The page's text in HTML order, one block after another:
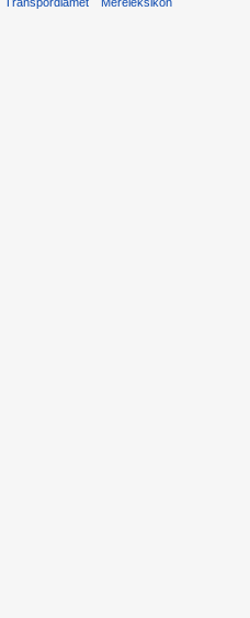
Transpordiamet Mereleksikon